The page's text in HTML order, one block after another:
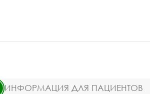
ИНФОРМАЦИЯ ДЛЯ ПАЦИЕНТОВ